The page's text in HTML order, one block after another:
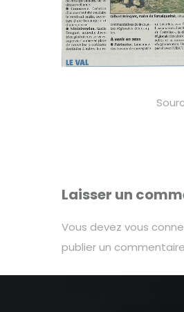
Laisser un
Vous devez vous
publier un